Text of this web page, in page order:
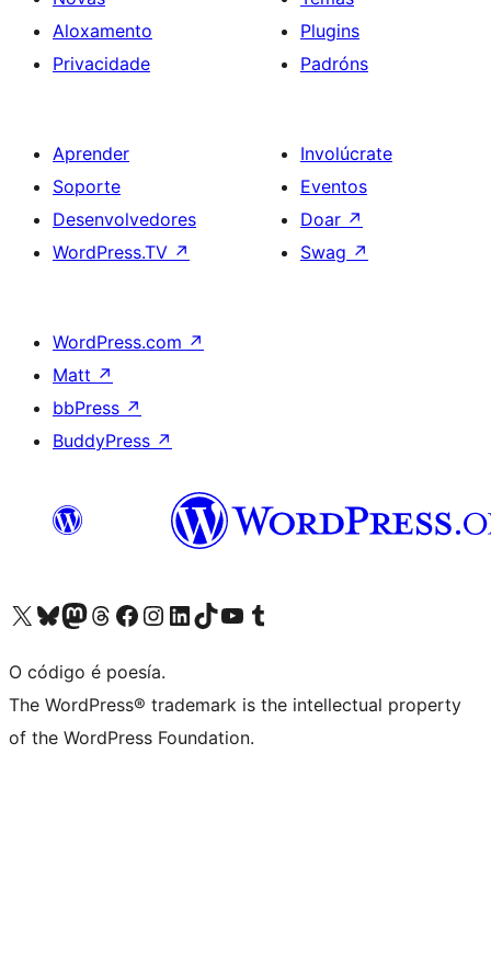
Aloxamento
Privacidade
Plugins
Padróns
Aprender
Soporte
Desenvolvedores
WordPress.TV ↗
Involúcrate
Eventos
Doar ↗
Swag ↗
WordPress.com ↗
Matt ↗
bbPress ↗
BuddyPress ↗
Visita la cuenta de X (anteriormente Twitter)
Visita a nosa conta de Bluesky
Visita a nosa conta de Mastodon
Visita a nosa conta de Threads
Visita a nosa páxina de Facebook
Visita a nosa conta de Instagram
Visita a nosa conta de LinkedIn
Visita a nosa conta de TikTok
Visita a nosa canle de YouTube
Visita a nosa conta de Tumblr
O código é poesía.
The WordPress® trademark is the intellectual property
of the WordPress Foundation.